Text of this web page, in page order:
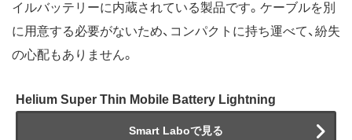
イルバッテリーに内蔵されている製品です。ケーブルを別
に用意する必要がないため、コンパクトに持ち運べて、紛失
の心配もありません。
Helium Super Thin Mobile Battery Lightning
Smart Laboで見る